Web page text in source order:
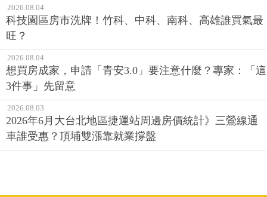
2026.08.04
科技園區房市洗牌！竹科、中科、南科、高雄誰買氣最
旺？
2026.08.04
想買房成家，申請「青安3.0」要注意什麼？專家：「這
3件事」先留意
2026.08.03
2026年6月大台北地區捷運站周邊房價統計》三鶯線通
車誰受惠？頂埔雙漲靠就業撐盤